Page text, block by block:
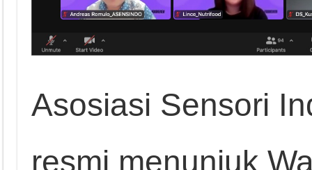
Asosiasi Sensori
resmi menunjuk